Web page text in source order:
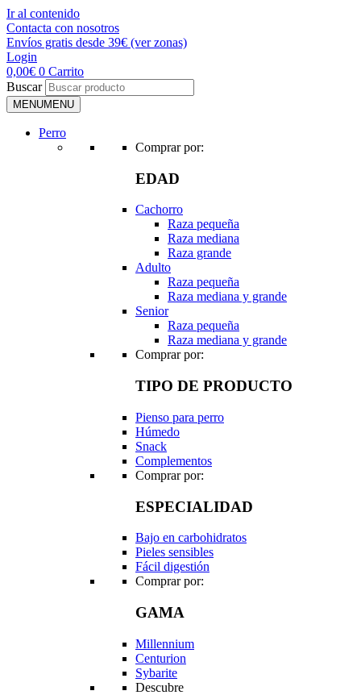
Ir al contenido
Contacta con nosotros
Envíos gratis desde 39€ (ver zonas)
Login
0,00€ 0 Carrito
Buscar
MENUMENU
Perro
Comprar por:
EDAD
Cachorro
Raza pequeña
Raza mediana
Raza grande
Adulto
Raza pequeña
Raza mediana y grande
Senior
Raza pequeña
Raza mediana y grande
Comprar por:
TIPO DE PRODUCTO
Pienso para perro
Húmedo
Snack
Complementos
Comprar por:
ESPECIALIDAD
Bajo en carbohidratos
Pieles sensibles
Fácil digestión
Comprar por:
GAMA
Millennium
Centurion
Sybarite
Descubre